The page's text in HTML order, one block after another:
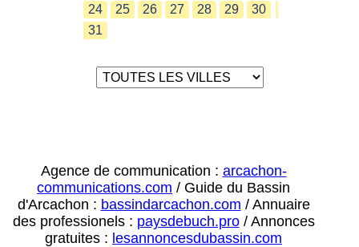
24
25 26 27 28 29
30
31
Agence de communication : arcachon-
communications.com / Guide du Bassin
d'Arcachon : bassindarcachon.com / Annuaire
des professionels : paysdebuch.pro/ Annonces
gratuites : lesannoncesdubassin.com